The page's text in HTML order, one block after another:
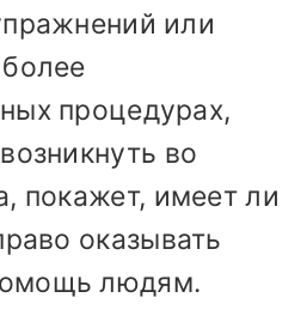
или
процедурах,
во
покажет, имеет ли
оказывать
людям.